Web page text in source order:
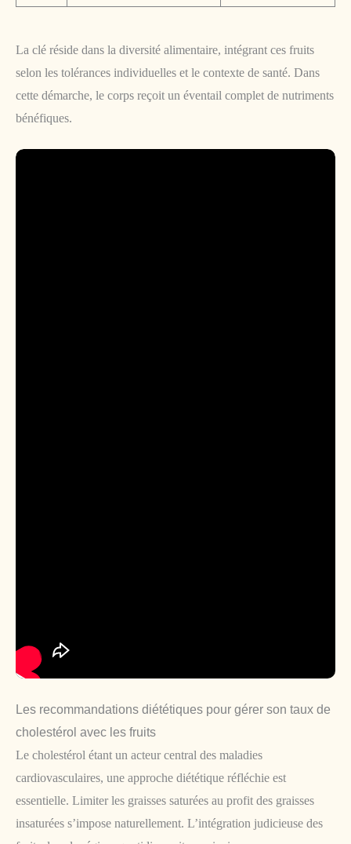
La clé réside dans la diversité alimentaire, intégrant ces fruits
selon les tolérances individuelles et le contexte de santé. Dans
cette démarche, le corps reçoit un éventail complet de nutriments
bénéfiques.
Les recommandations diététiques pour gérer son taux de
cholestérol avec les fruits
Le cholestérol étant un acteur central des maladies
cardiovasculaires, une approche diététique réfléchie est
essentielle. Limiter les graisses saturées au profit des graisses
insaturées s’impose naturellement. L’intégration judicieuse des